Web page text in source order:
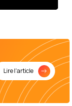
Lire l'article